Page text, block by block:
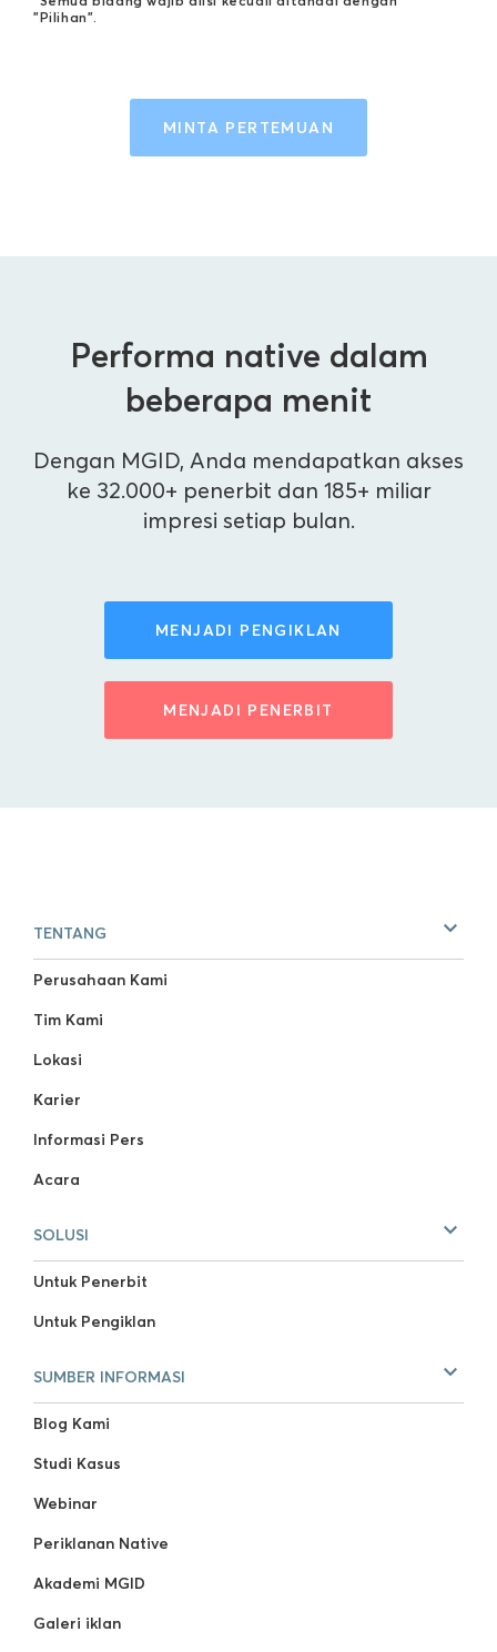
"Pilihan".
MINTA PERTEMUAN
Performa native dalam
beberapa menit
Dengan MGID, Anda mendapatkan akses
ke 32.000+ penerbit dan 185+ miliar
impresi setiap bulan.
MENJADI PENGIKLAN
MENJADI PENERBIT
TENTANG
Perusahaan Kami
Tim Kami
Lokasi
Karier
Informasi Pers
Acara
SOLUSI
Untuk Penerbit
Untuk Pengiklan
SUMBER INFORMASI
Blog Kami
Studi Kasus
Webinar
Periklanan Native
Akademi MGID
Galeri iklan